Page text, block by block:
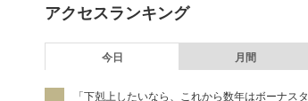
アクセスランキング
今日 月間
「下剋上したいなら、これから数年はボーナスタ